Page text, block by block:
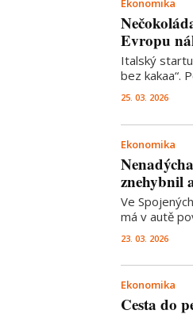
Ekonomika
Evropu
Italský
bez kakaa“.
25. 03. 2026
Ekonomika
znehybnil
Ve
má v autě
23. 03. 2026
Ekonomika
Cesta do